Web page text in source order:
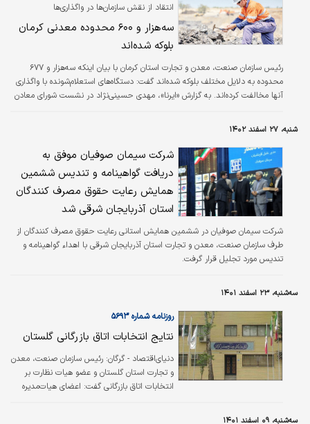
انتقاد از نقش سازمان‌ها در واگذاری‌‌‌ها
سه‌هزار و ۶۰۰ محدوده معدنی کرمان
بلوکه‌‌‌ شده‌‌‌اند
رئیس سازمان صنعت، معدن و تجارت استان کرمان با بیان اینکه سه‌هزار و ۶۷۷
محدوده به دلایل مختلف بلوکه شده‌‌‌اند گفت: دستگاه‌‌‌های استعلام‌شونده با واگذاری
آنها مخالفت کرده‌‌‌اند. به گزارش «ایرنا»، مهدی حسینی‌نژاد در نشست شورای معادن
آنها کرد، بنابراین راهکار این حوزه از طریق اصلاح قانون پیگیری می‌شود تا پس از
شنبه، ۲۷ اسفند ۱۴۰۲
شرکت سیمان صوفیان موفق به
دریافت گواهینامه و تندیس ششمین
همایش رعایت حقوق مصرف کنندگان
استان آذربایجان شرقی شد
شرکت سیمان صوفیان در ششمین همایش استانی رعایت حقوق مصرف کنندگان از
طرف سازمان صنعت، معدن و تجارت استان آذربایجان شرقی با اهداء گواهینامه و
تندیس مورد تجلیل قرار گرفت.
سه‌شنبه، ۲۳ اسفند ۱۴۰۱
روزنامه شماره ۵۶۹۳
نتایج انتخابات اتاق بازرگانی گلستان
دنیای‌اقتصاد - گرگان: رئیس سازمان صنعت، معدن
و تجارت استان گلستان و عضو هیات نظارت بر
انتخابات اتاق بازرگانی گفت: اعضای هیات‌مدیره
سه‌شنبه، ۰۹ اسفند ۱۴۰۱